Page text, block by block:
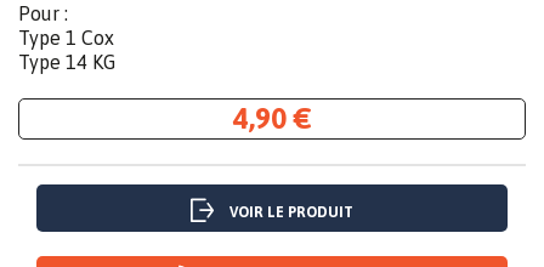
Pour :
Type 1 Cox
Type 14 KG
4,90 €
VOIR LE PRODUIT